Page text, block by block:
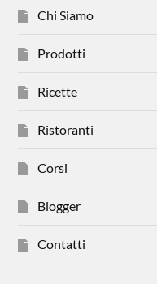
Chi Siamo
Prodotti
Ricette
Ristoranti
Corsi
Blogger
Contatti